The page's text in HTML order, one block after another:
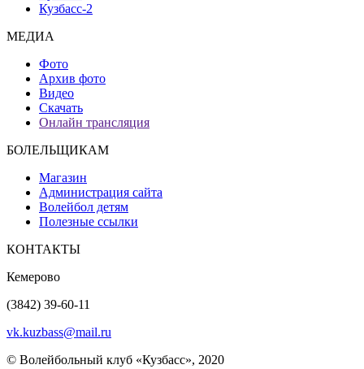
Кузбасс-2
МЕДИА
Фото
Архив фото
Видео
Скачать
Онлайн трансляция
БОЛЕЛЬЩИКАМ
Магазин
Администрация сайта
Волейбол детям
Полезные ссылки
КОНТАКТЫ
Кемерово
(3842) 39-60-11
vk.kuzbass@mail.ru
© Волейбольный клуб «Кузбасс», 2020